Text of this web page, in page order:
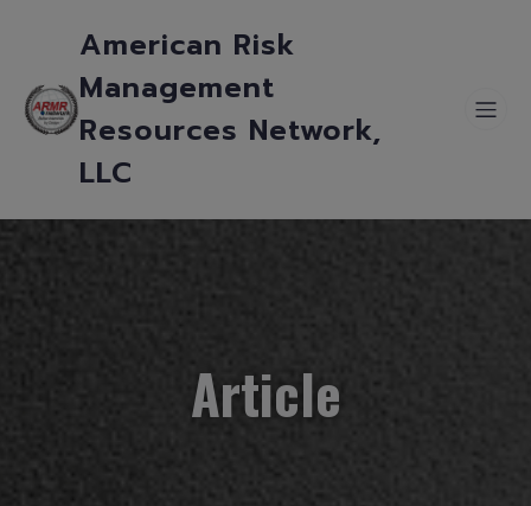
American Risk
Management
Resources Network,
LLC
Article